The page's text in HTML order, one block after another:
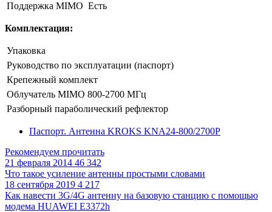
Поддержка MIMO Есть
Комплектация:
Упаковка
Руководство по эксплуатации (паспорт)
Крепежный комплект
Облучатель MIMO 800-2700 МГц
Разборный параболический рефлектор
Паспорт. Антенна KROKS KNA24-800/2700P
Рекомендуем прочитать
21 февраля 2014 46 342
Что такое усиление антенны простыми словами
18 сентября 2019 4 217
Как навести 3G/4G антенну на базовую станцию с помощью
модема HUAWEI E3372h